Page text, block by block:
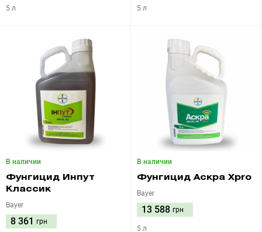
5 л 5 л
В наличии
Фунгицид Инпут
Классик
Bayer
8 361 грн
В наличии
Фунгицид Аскра Xpro
Bayer
13 588 грн
5 л